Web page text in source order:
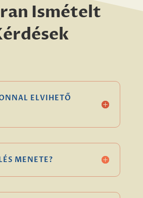
Ismételt
ELVIHETŐ
MENETE?